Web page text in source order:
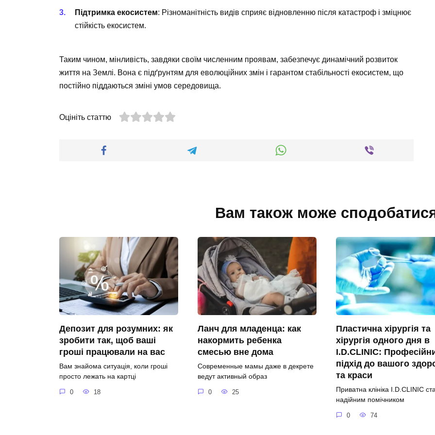
Підтримка екосистем: Різноманітність видів сприяє відновленню після катастроф і зміцнює
стійкість екосистем.
Таким чином, мінливість, завдяки своїм численним проявам, забезпечує динамічний розвиток
життя на Землі. Вона є підґрунтям для еволюційних змін і гарантом стабільності екосистем, що
постійно піддаються зміні умов середовища.
Оцініть статтю
Вам також може
Депозит для розумних: як
зробити так, щоб ваші
гроші працювали на вас
Вам знайома ситуація, коли гроші
просто лежать на картці
0 18
Ланч для младенца: как
накормить ребенка
смесью вне дома
Современные мамы даже в декрете
ведут активный образ
0 25
Пластична хірургія та
хірургія одного дня в
I.D.CLINIC:
підхід до вашого
та краси
Приватна клініка I.D.CLINIC
надійним помічником
0 74